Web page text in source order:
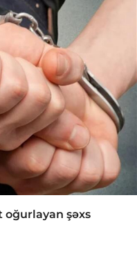
oğurlayan şəxs